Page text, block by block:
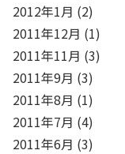
2012年1月 (2)
2011年12月 (1)
2011年11月 (3)
2011年9月 (3)
2011年8月 (1)
2011年7月 (4)
2011年6月 (3)